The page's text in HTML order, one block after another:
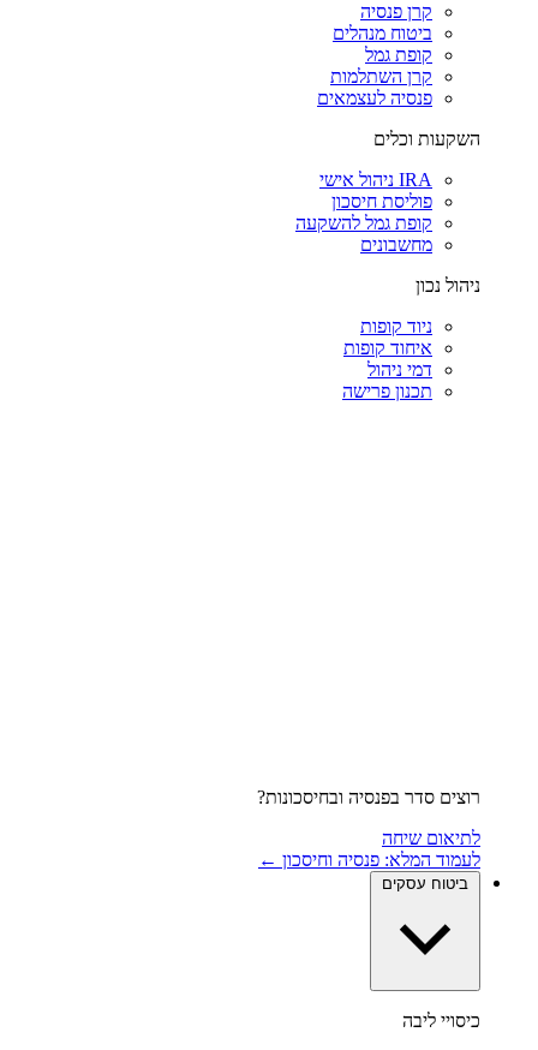
קרן פנסיה
ביטוח מנהלים
קופת גמל
קרן השתלמות
פנסיה לעצמאים
השקעות וכלים
IRA ניהול אישי
פוליסת חיסכון
קופת גמל להשקעה
מחשבונים
ניהול נכון
ניוד קופות
איחוד קופות
דמי ניהול
תכנון פרישה
רוצים סדר בפנסיה ובחיסכונות?
לתיאום שיחה
לעמוד המלא: פנסיה וחיסכון ←
ביטוח עסקים
כיסויי ליבה